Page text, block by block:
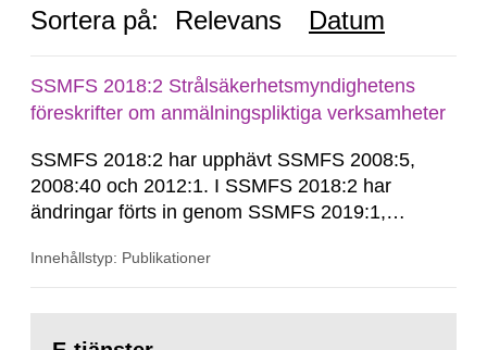
Sortera på: Relevans Datum
SSMFS 2018:2 Strålsäkerhetsmyndighetens
föreskrifter om anmälningspliktiga verksamheter
SSMFS 2018:2 har upphävt SSMFS 2008:5,
2008:40 och 2012:1. I SSMFS 2018:2 har
ändringar förts in genom SSMFS 2019:1,
Innehållstyp: Publikationer